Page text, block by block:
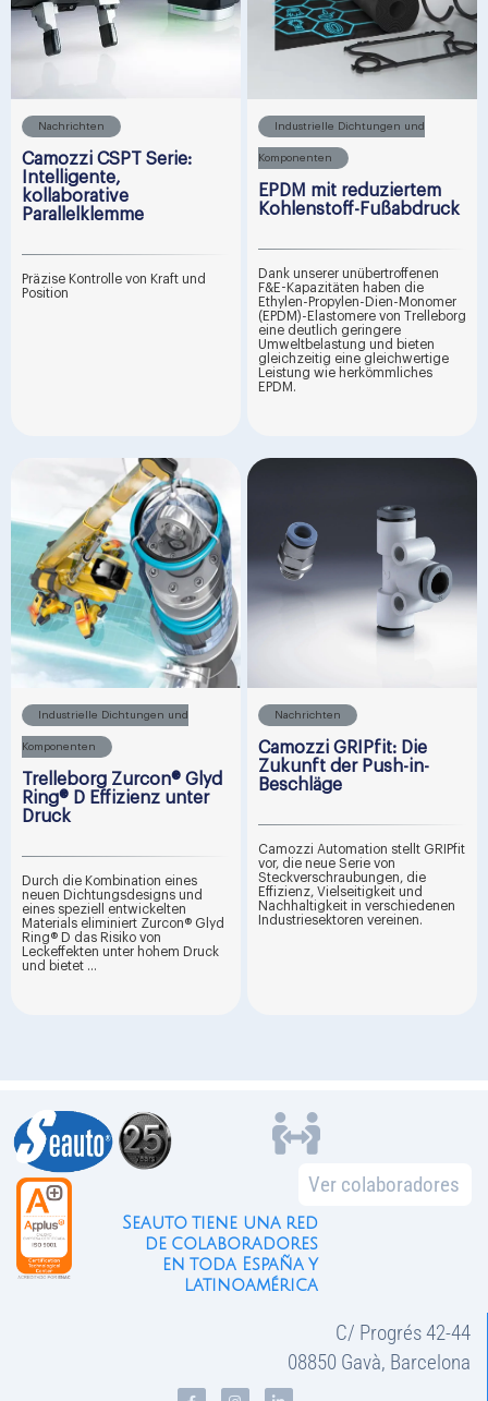
Nachrichten
Camozzi CSPT Serie:
Intelligente,
kollaborative
Parallelklemme
Präzise Kontrolle von Kraft und
Position
Industrielle Dichtungen und
Komponenten
EPDM mit reduziertem
Kohlenstoff-Fußabdruck
Dank unserer unübertroffenen
F&E-Kapazitäten haben die
Ethylen-Propylen-Dien-Monomer
(EPDM)-Elastomere von Trelleborg
eine deutlich geringere
Umweltbelastung und bieten
gleichzeitig eine gleichwertige
Leistung wie herkömmliches
EPDM.
Industrielle Dichtungen und
Komponenten
Trelleborg Zurcon® Glyd
Ring® D Effizienz unter
Druck
Durch die Kombination eines
neuen Dichtungsdesigns und
eines speziell entwickelten
Materials eliminiert Zurcon® Glyd
Ring® D das Risiko von
Leckeffekten unter hohem Druck
und bietet ...
Nachrichten
Camozzi GRIPfit: Die
Zukunft der Push-in-
Beschläge
Camozzi Automation stellt GRIPfit
vor, die neue Serie von
Steckverschraubungen, die
Effizienz, Vielseitigkeit und
Nachhaltigkeit in verschiedenen
Industriesektoren vereinen.
Ver colaboradores
Seauto tiene una red
de colaboradores
en toda España y
latinoamérica
C/ Progrés 42-44
08850 Gavà, Barcelona